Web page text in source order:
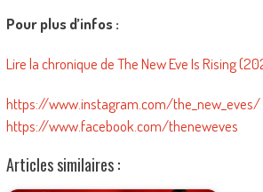
Pour plus d’infos :
Lire la chronique de The New Eve Is Rising
https://www.instagram.com/the_new_eves/
https://www.facebook.com/theneweves
Articles similaires :